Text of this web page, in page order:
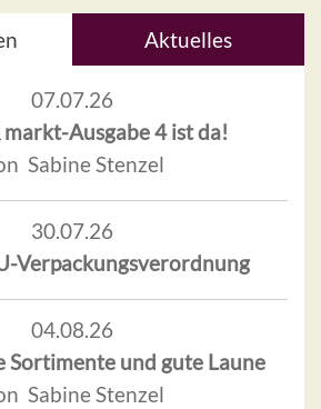
Aktuelles
07.07.26
markt-Ausgabe 4 ist da!
Sabine Stenzel
30.07.26
Verpackungsverordnung
04.08.26
Sortimente und gute Laune
Sabine Stenzel